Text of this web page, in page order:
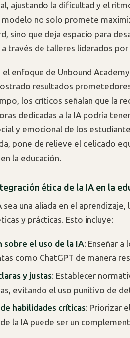
ajustando la dificultad y el
modelo no solo promete
sino que deja espacio para
través de talleres liderados
el enfoque de Unbound
resultados
los críticos señalan que la
dedicadas a la IA podría
y emocional de los
pone de relieve el delicado
la educación.
ética de la IA en la
sea una aliada en el
y prácticas. Esto incluye:
sobre el uso de la IA: Enseñar a
como ChatGPT de manera
y justas: Establecer
evitando el uso punitivo de
habilidades críticas: Priorizar
la IA puede ser un